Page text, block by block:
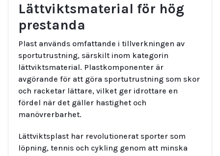
Lättviktsmaterial för hög
prestanda
Plast används omfattande i tillverkningen av
sportutrustning, särskilt inom kategorin
lättviktsmaterial. Plastkomponenter är
avgörande för att göra sportutrustning som skor
och racketar lättare, vilket ger idrottare en
fördel när det gäller hastighet och
manövrerbarhet.
Lättviktsplast har revolutionerat sporter som
löpning, tennis och cykling genom att minska